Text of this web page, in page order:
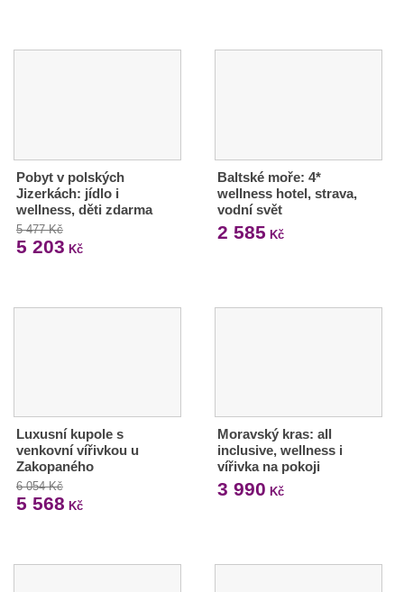
Pobyt v polských
Jizerkách: jídlo i
wellness, děti zdarma
5 477 Kč
5 203 Kč
Baltské moře: 4*
wellness hotel, strava,
vodní svět
2 585 Kč
Luxusní kupole s
venkovní vířivkou u
Zakopaného
6 054 Kč
5 568 Kč
Moravský kras: all
inclusive, wellness i
vířivka na pokoji
3 990 Kč